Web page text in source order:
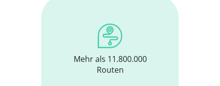
Mehr als 11.800.000
Routen